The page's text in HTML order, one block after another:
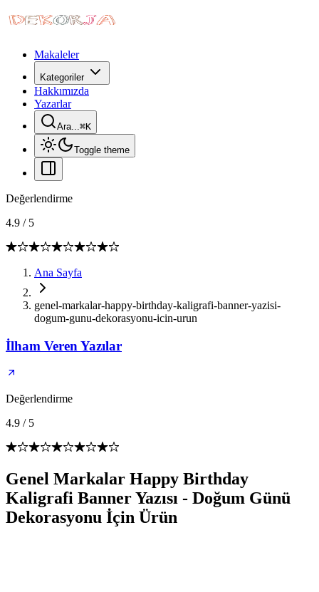
Makaleler
Kategoriler
Hakkımızda
Yazarlar
Ara...⌘K
Toggle theme
Değerlendirme
4.9 / 5
Ana Sayfa
genel-markalar-happy-birthday-kaligrafi-banner-yazisi-
dogum-gunu-dekorasyonu-icin-urun
İlham Veren Yazılar
Değerlendirme
4.9 / 5
Genel Markalar Happy Birthday
Kaligrafi Banner Yazısı - Doğum Günü
Dekorasyonu İçin Ürün